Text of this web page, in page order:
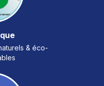
& éco-